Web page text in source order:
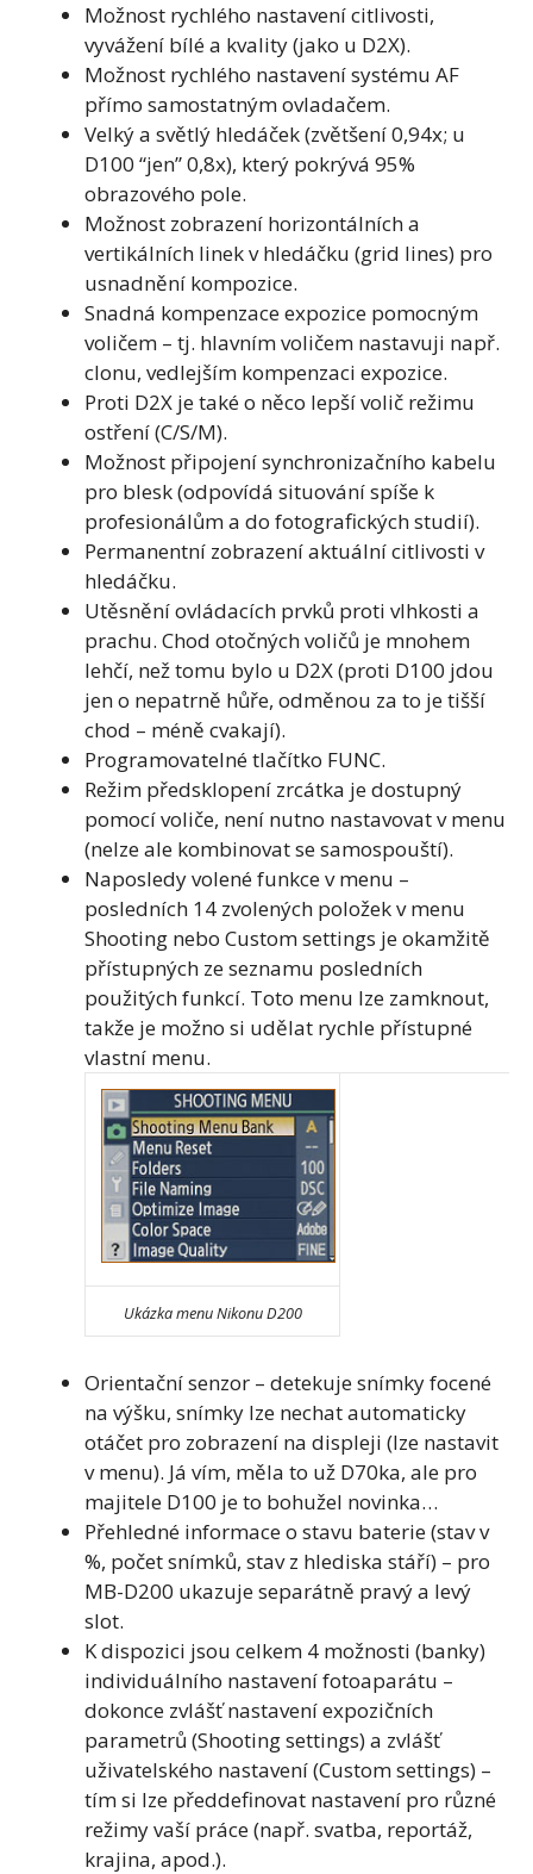
Možnost rychlého nastavení citlivosti,
vyvážení bílé a kvality (jako u D2X).
Možnost rychlého nastavení systému AF
přímo samostatným ovladačem.
Velký a světlý hledáček (zvětšení 0,94x; u
D100 “jen” 0,8x), který pokrývá 95%
obrazového pole.
Možnost zobrazení horizontálních a
vertikálních linek v hledáčku (grid lines) pro
usnadnění kompozice.
Snadná kompenzace expozice pomocným
voličem – tj. hlavním voličem nastavuji např.
clonu, vedlejším kompenzaci expozice.
Proti D2X je také o něco lepší volič režimu
ostření (C/S/M).
Možnost připojení synchronizačního kabelu
pro blesk (odpovídá situování spíše k
profesionálům a do fotografických studií).
Permanentní zobrazení aktuální citlivosti v
hledáčku.
Utěsnění ovládacích prvků proti vlhkosti a
prachu. Chod otočných voličů je mnohem
lehčí, než tomu bylo u D2X (proti D100 jdou
jen o nepatrně hůře, odměnou za to je tišší
chod – méně cvakají).
Programovatelné tlačítko FUNC.
Režim předsklopení zrcátka je dostupný
pomocí voliče, není nutno nastavovat v menu
(nelze ale kombinovat se samospouští).
Naposledy volené funkce v menu –
posledních 14 zvolených položek v menu
Shooting nebo Custom settings je okamžitě
přístupných ze seznamu posledních
použitých funkcí. Toto menu lze zamknout,
takže je možno si udělat rychle přístupné
vlastní menu.
Ukázka menu Nikonu D200
Orientační senzor – detekuje snímky focené
na výšku, snímky lze nechat automaticky
otáčet pro zobrazení na displeji (lze nastavit
v menu). Já vím, měla to už D70ka, ale pro
majitele D100 je to bohužel novinka…
Přehledné informace o stavu baterie (stav v
%, počet snímků, stav z hlediska stáří) – pro
MB-D200 ukazuje separátně pravý a levý
slot.
K dispozici jsou celkem 4 možnosti (banky)
individuálního nastavení fotoaparátu –
dokonce zvlášť nastavení expozičních
parametrů (Shooting settings) a zvlášť
uživatelského nastavení (Custom settings) –
tím si lze předdefinovat nastavení pro různé
režimy vaší práce (např. svatba, reportáž,
krajina, apod.).